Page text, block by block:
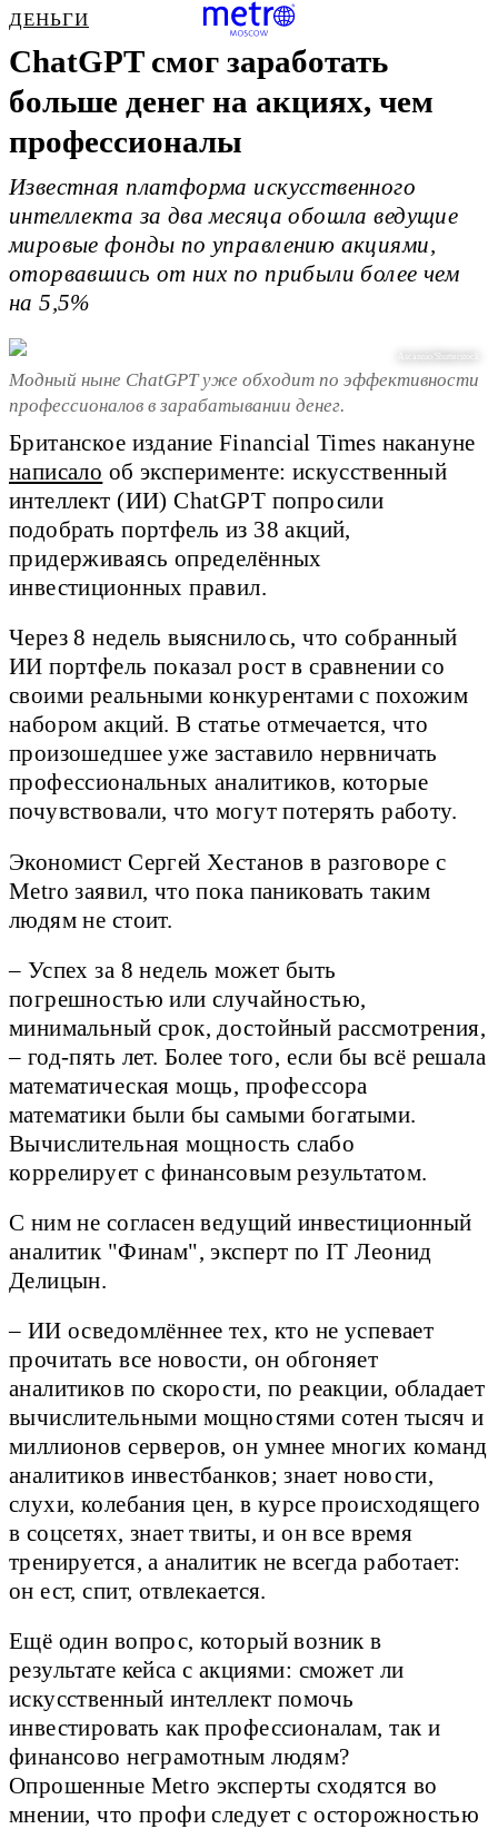
ДЕНЬГИ
ChatGPT смог заработать
больше денег на акциях, чем
профессионалы
Известная платформа искусственного
интеллекта за два месяца обошла ведущие
мировые фонды по управлению акциями,
оторвавшись от них по прибыли более чем
на 5,5%
Ascannio/Shutterstock
Модный ныне ChatGPT уже обходит по эффективности
профессионалов в зарабатывании денег.
Британское издание Financial Times накануне
написало об эксперименте: искусственный
интеллект (ИИ) ChatGPT попросили
подобрать портфель из 38 акций,
придерживаясь определённых
инвестиционных правил.
Через 8 недель выяснилось, что собранный
ИИ портфель показал рост в сравнении со
своими реальными конкурентами с похожим
набором акций. В статье отмечается, что
произошедшее уже заставило нервничать
профессиональных аналитиков, которые
почувствовали, что могут потерять работу.
Экономист Сергей Хестанов в разговоре с
Metro заявил, что пока паниковать таким
людям не стоит.
– Успех за 8 недель может быть
погрешностью или случайностью,
минимальный срок, достойный рассмотрения,
– год-пять лет. Более того, если бы всё решала
математическая мощь, профессора
математики были бы самыми богатыми.
Вычислительная мощность слабо
коррелирует с финансовым результатом.
С ним не согласен ведущий инвестиционный
аналитик "Финам", эксперт по IT Леонид
Делицын.
– ИИ осведомлённее тех, кто не успевает
прочитать все новости, он обгоняет
аналитиков по скорости, по реакции, обладает
вычислительными мощностями сотен тысяч и
миллионов серверов, он умнее многих команд
аналитиков инвестбанков; знает новости,
слухи, колебания цен, в курсе происходящего
в соцсетях, знает твиты, и он все время
тренируется, а аналитик не всегда работает:
он ест, спит, отвлекается.
Ещё один вопрос, который возник в
результате кейса с акциями: сможет ли
искусственный интеллект помочь
инвестировать как профессионалам, так и
финансово неграмотным людям?
Опрошенные Metro эксперты сходятся во
мнении, что профи следует с осторожностью